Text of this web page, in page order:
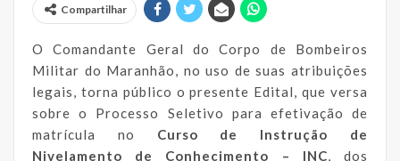
Compartilhar
O Comandante Geral do Corpo de Bombeiros
Militar do Maranhão, no uso de suas atribuições
legais, torna público o presente Edital, que versa
sobre o Processo Seletivo para efetivação de
matrícula no Curso de Instrução de
Nivelamento de Conhecimento –
INC , dos